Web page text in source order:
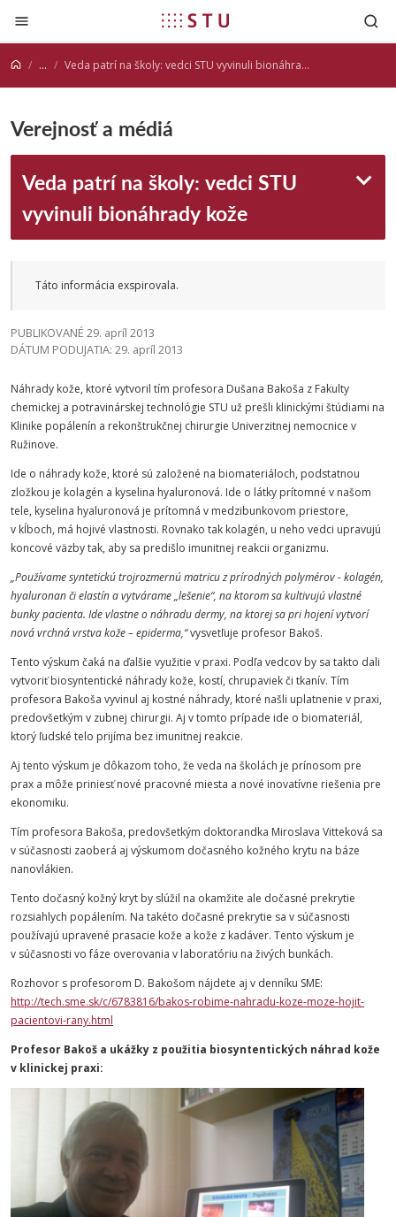
Prejsť na obsah
... Veda patrí na školy: vedci STU vyvinuli bionáhrady kože
Verejnosť a médiá
Veda patrí na školy: vedci STU
vyvinuli bionáhrady kože
Táto informácia exspirovala.
PUBLIKOVANÉ 29. apríl 2013
DÁTUM PODUJATIA: 29. apríl 2013
Náhrady kože, ktoré vytvoril tím profesora Dušana Bakoša z Fakulty
chemickej a potravinárskej technológie STU už prešli klinickými štúdiami na
Klinike popálenín a rekonštrukčnej chirurgie Univerzitnej nemocnice v
Ružinove.
Ide o náhrady kože, ktoré sú založené na biomateriáloch, podstatnou
zložkou je kolagén a kyselina hyaluronová. Ide o látky prítomné v našom
tele, kyselina hyaluronová je prítomná v medzibunkovom priestore,
v kĺboch, má hojivé vlastnosti. Rovnako tak kolagén, u neho vedci upravujú
koncové väzby tak, aby sa predišlo imunitnej reakcii organizmu.
„Používame syntetickú trojrozmernú matricu z prírodných polymérov - kolagén,
hyaluronan či elastín a vytvárame „lešenie“, na ktorom sa kultivujú vlastné
bunky pacienta. Ide vlastne o náhradu dermy, na ktorej sa pri hojení vytvorí
nová vrchná vrstva kože – epiderma,“vysvetľuje profesor Bakoš.
Tento výskum čaká na ďalšie využitie v praxi. Podľa vedcov by sa takto dali
vytvoriť biosyntentické náhrady kože, kostí, chrupaviek či tkanív. Tím
profesora Bakoša vyvinul aj kostné náhrady, ktoré našli uplatnenie v praxi,
predovšetkým v zubnej chirurgii. Aj v tomto prípade ide o biomateriál,
ktorý ľudské telo prijíma bez imunitnej reakcie.
Aj tento výskum je dôkazom toho, že veda na školách je prínosom pre
prax a môže priniesť nové pracovné miesta a nové inovatívne riešenia pre
ekonomiku.
Tím profesora Bakoša, predovšetkým doktorandka Miroslava Vitteková sa
v súčasnosti zaoberá aj výskumom dočasného kožného krytu na báze
nanovlákien.
Tento dočasný kožný kryt by slúžil na okamžite ale dočasné prekrytie
rozsiahlych popálením. Na takéto dočasné prekrytie sa v súčasnosti
používajú upravené prasacie kože a kože z kadáver. Tento výskum je
v súčasnosti vo fáze overovania v laboratóriu na živých bunkách.
Rozhovor s profesorom D. Bakošom nájdete aj v denníku SME:
http://tech.sme.sk/c/6783816/bakos-robime-nahradu-koze-moze-hojit-
pacientovi-rany.html
Profesor Bakoš a ukážky z použitia biosyntentických náhrad kože
v klinickej praxi: